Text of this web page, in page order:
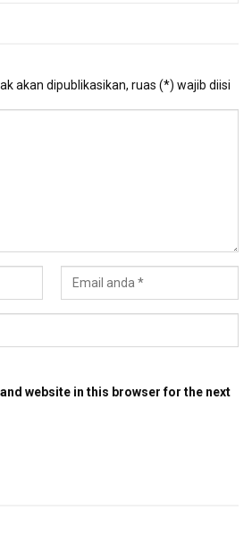
akan dipublikasikan, ruas (*) wajib diisi
website in this browser for the next